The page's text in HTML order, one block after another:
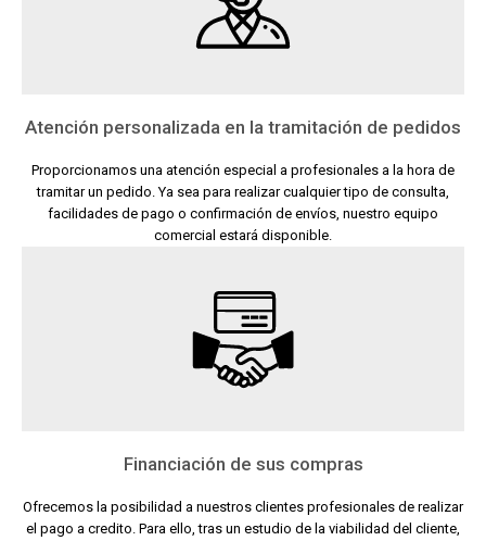
Atención personalizada en la tramitación de pedidos
Proporcionamos una atención especial a profesionales a la hora de
tramitar un pedido. Ya sea para realizar cualquier tipo de consulta,
facilidades de pago o confirmación de envíos, nuestro equipo
comercial estará disponible.
Financiación de sus compras
Ofrecemos la posibilidad a nuestros clientes profesionales de realizar
el pago a credito. Para ello, tras un estudio de la viabilidad del cliente,